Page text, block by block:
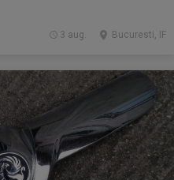
Bucuresti, IF
3 aug.